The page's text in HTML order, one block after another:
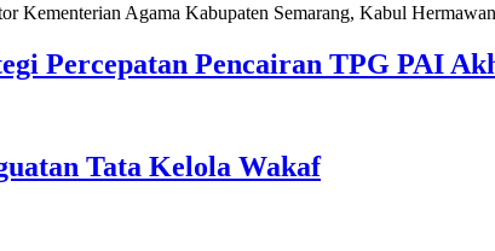
Kementerian Agama Kabupaten Semarang, Kabul
Percepatan Pencairan TPG PAI
Tata Kelola Wakaf